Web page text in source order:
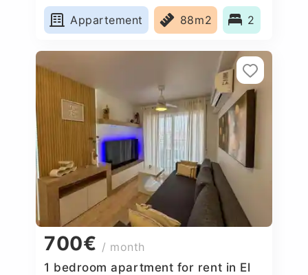
Appartement
88m2 2
700€ / month
1 bedroom apartment for rent in El